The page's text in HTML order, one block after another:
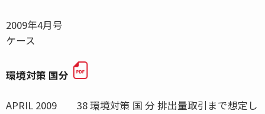
2009年4月号
ケース
環境対策 国分
APRIL 2009 38 環境対策 国 分 排出量取引まで想定し